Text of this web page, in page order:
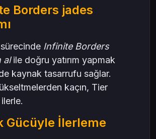
Borders jades
Infinite Borders
alile doğru yatırım yapmak
kaynak tasarrufu sağlar.
kaçın, Tier
Gücüyle İlerleme